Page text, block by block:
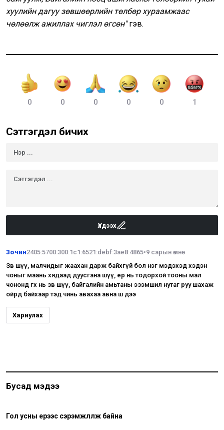
хуулийн дагуу зөвшөөрлийн төлбөр хураамжаас
чөлөөлж ажиллах чиглэл өгсөн"гэв.
0 0 0 0 0 1
Сэтгэгдэл бичих
Үлдээх
Зочин2405:5700:300:1c1:6521:debf:3ae8:4865•9 сарын өмнө
Зөв шүү, малчидыг жаахан дарж байхгүй бол нэг мэдэхэд хэдэн
чоныг маань хядаад дуусгана шүү, ер нь тодорхой тооны мал
чононд өгөх нь зөв шүү, байгалийн амьтаны эзэмшил нутаг руу шахаж
ойрд байхаар тэд чинь авахаа авна ш дээ
Хариулах
Бусад мэдээ
Гол усны үерээс сэрэмжлүүлж байна